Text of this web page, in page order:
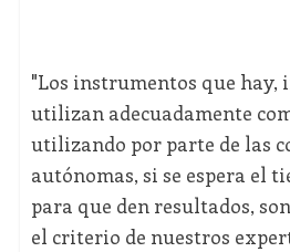
"Los instrumentos que hay,
utilizan adecuadamente
utilizando por parte de las
autónomas, si se espera el
para que den resultados,
el criterio de nuestros